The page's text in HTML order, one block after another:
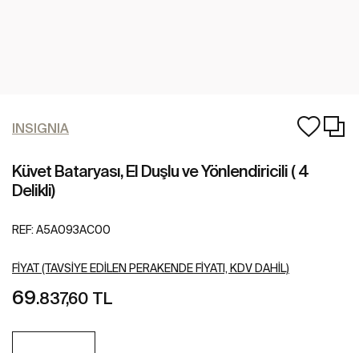
INSIGNIA
Küvet Bataryası, El Duşlu ve Yönlendiricili ( 4
Delikli)
REF: A5A093AC00
FIYAT (TAVSIYE EDILEN PERAKENDE FIYATI, KDV DAHIL)
69.837,60 TL